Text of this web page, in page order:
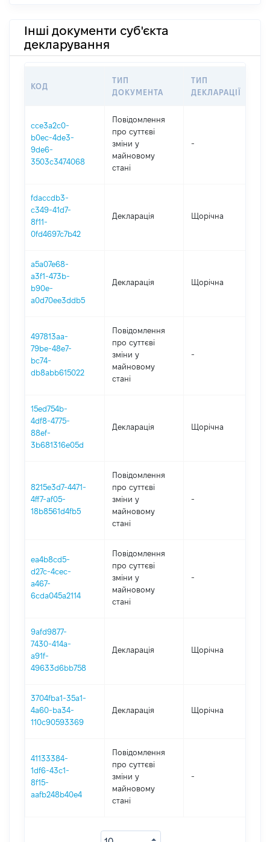
Інші документи суб'єкта
декларування
КОД
ТИП
ДОКУМЕНТА
ТИП
ДЕКЛАРАЦІЇ
cce3a2c0-
b0ec-4de3-
9de6-
3503c3474068
Повідомлення
про суттєві
зміни y
майновому
стані
-
fdaccdb3-
c349-41d7-
8f11-
0fd4697c7b42
Декларація Щорічна
a5a07e68-
a3f1-473b-
b90e-
a0d70ee3ddb5
Декларація Щорічна
497813aa-
79be-48e7-
bc74-
db8abb615022
Повідомлення
про суттєві
зміни y
майновому
стані
-
15ed754b-
4df8-4775-
88ef-
3b681316e05d
Декларація Щорічна
8215e3d7-4471-
4ff7-af05-
18b8561d4fb5
Повідомлення
про суттєві
зміни y
майновому
стані
-
ea4b8cd5-
d27c-4cec-
a467-
6cda045a2114
Повідомлення
про суттєві
зміни y
майновому
стані
-
9afd9877-
7430-414a-
a91f-
49633d6bb758
Декларація Щорічна
3704fba1-35a1-
4a60-ba34-
110c90593369
Декларація Щорічна
41133384-
1df6-43c1-
8f15-
aafb248b40e4
Повідомлення
про суттєві
зміни y
майновому
стані
-